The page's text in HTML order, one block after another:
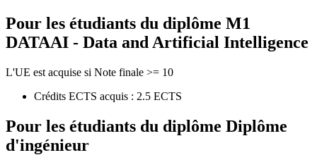
Pour les étudiants du diplôme M1
DATAAI - Data and Artificial Intelligence
L'UE est acquise si Note finale >= 10
Crédits ECTS acquis : 2.5 ECTS
Pour les étudiants du diplôme Diplôme
d'ingénieur